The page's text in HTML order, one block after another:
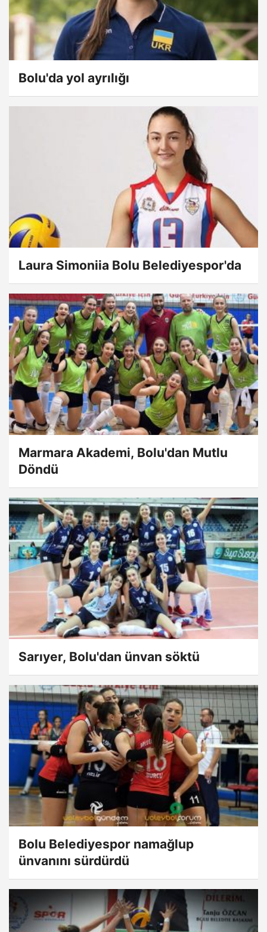
Bolu'da yol ayrılığı
Laura Simoniia Bolu Belediyespor'da
Marmara Akademi, Bolu'dan Mutlu
Döndü
Sarıyer, Bolu'dan ünvan söktü
Bolu Belediyespor namağlup
ünvanını sürdürdü